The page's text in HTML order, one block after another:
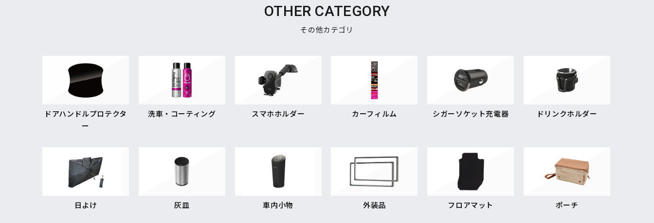
OTHER CATEGORY
その他カテゴリ
ドアハンドルプロテクタ
ー
洗車・コーティング スマホホルダー カーフィルム シガーソケット充電器 ドリンクホルダー
日よけ 灰皿 車内小物 外装品 フロアマット ポーチ